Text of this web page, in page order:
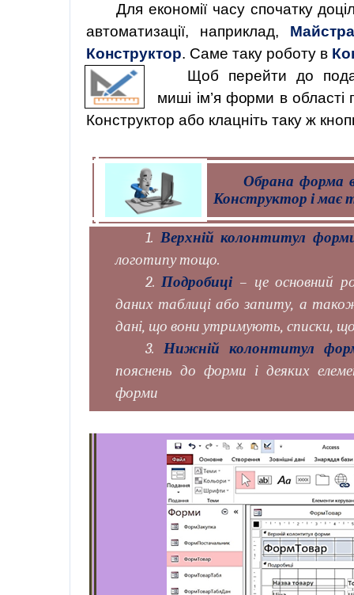
Для економії часу спочатку
автоматизації, наприклад, Майстра
Конструктор. Саме таку роботу в
Щоб
перейти до
миші ім’я форми в області
Конструктор або клацніть таку ж
Обрана форма
Конструктор і має
1. Верхній колонтитул
логотипу тощо.
2.Подробиці– це основний
даних таблиці або запиту, а також
дані, що вони утримують, списки,
3. Нижній колонтитул
пояснень до форми і деяких
форми